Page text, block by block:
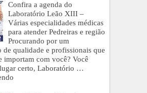
Confira a agenda do
Laboratório Leão XIII –
Várias especialidades médicas
para atender Pedreiras e região
Procurando por um
de qualidade e profissionais que
importam com você? Você
certo, Laboratório …